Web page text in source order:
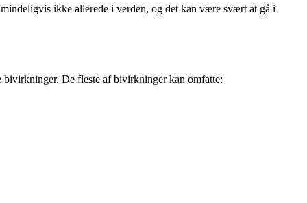
ikke allerede i verden, og det kan være svært at gå i
bivirkninger. De fleste af bivirkninger kan omfatte: